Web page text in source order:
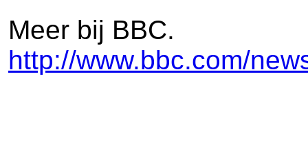
Meer bij BBC.
http://www.bbc.com/